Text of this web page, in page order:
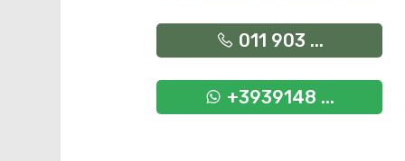
011 903 ...
+3939148 ...